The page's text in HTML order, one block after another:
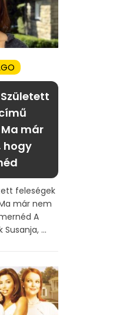
már
hogy
feleségek
már nem
A
...